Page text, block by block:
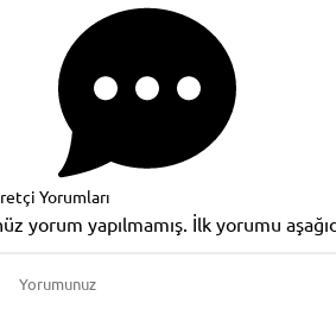
Yorumları
yorum yapılmamış. İlk yorumu